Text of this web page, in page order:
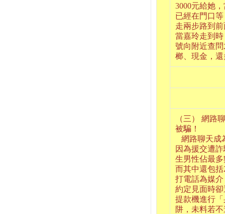
3000元給她
已經在門口
走兩步路到
當嘉玲走到
號向附近查
榔、現金，
（三） 網路
被騙！
網路聊天成
因為援交遭
生男性佔最
而其中還包
打電話為媒
約定見面時
提款機進行
阱，未料若